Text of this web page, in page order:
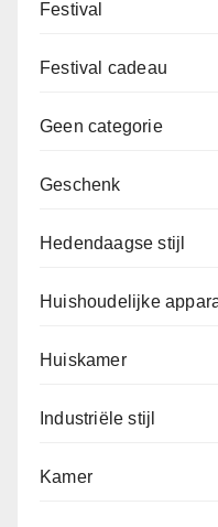
Festival
Festival cadeau
Geen categorie
Geschenk
Hedendaagse stijl
Huishoudelijke
Huiskamer
Industriële stijl
Kamer